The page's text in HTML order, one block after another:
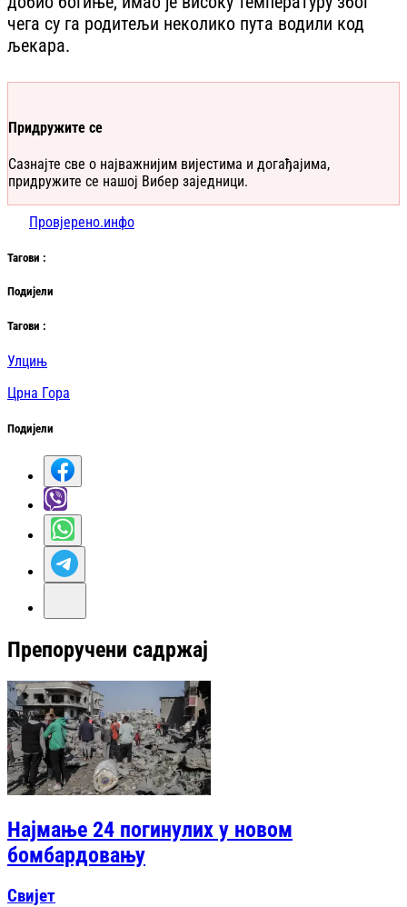
чега су га родитељи неколико пута водили код
љекара.
Придружите се
Сазнајте све о најважнијим вијестима и догађајима,
придружите се нашој Вибер заједници.
Провјерено.инфо
Тагови :
Подијели
Тагови :
Улцињ
Црна Гора
Подијели
Препоручени садржај
Најмање 24 погинулих у новом
бомбардовању
Свијет